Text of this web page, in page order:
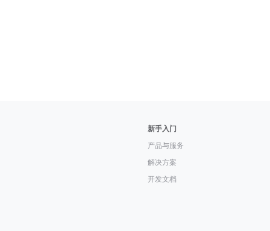
新手入门
产品与服务
解决方案
开发文档